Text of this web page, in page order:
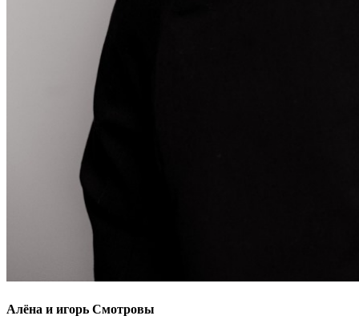
Алёна и игорь Смотровы